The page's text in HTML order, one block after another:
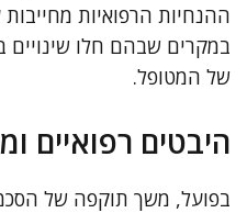
ההנחיות הרפואיות
במקרים שבהם חלו שינויים
של המטופל.
היבטים רפואיים
בפועל, משך תוקפה של